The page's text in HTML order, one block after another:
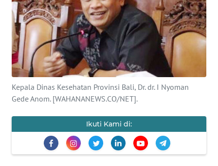
Kepala Dinas Kesehatan Provinsi Bali, Dr. dr. I Nyoman
Gede Anom. [WAHANANEWS.CO/NET].
Ikuti Kami di:
Informasi
INDEKS
BERITA
KONTAK
KAMI
INFO